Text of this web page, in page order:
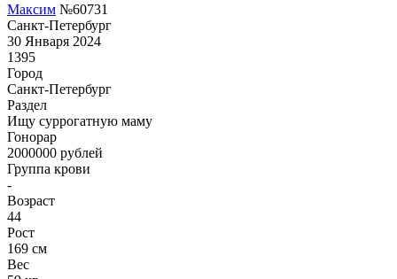
Максим №60731
Санкт-Петербург
30 Января 2024
1395
Город
Санкт-Петербург
Раздел
Ищу суррогатную маму
Гонoрар
2000000 рублей
Группа крови
-
Возраст
44
Рост
169 см
Вес